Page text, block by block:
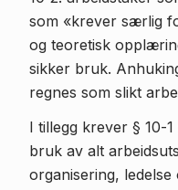
som «krever særlig
og teoretisk
sikker bruk.
regnes som slikt
I tillegg krever § 10-
bruk av alt
organisering,